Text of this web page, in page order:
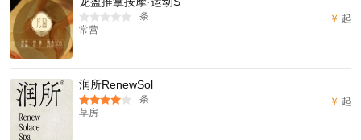
条
常营
￥ 起
润所RenewSol
条
草房
￥ 起